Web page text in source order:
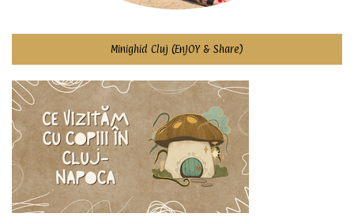
Minighid Cluj (EnJOY & Share)